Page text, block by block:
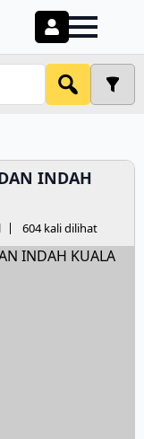
INDAH
604 kali dilihat